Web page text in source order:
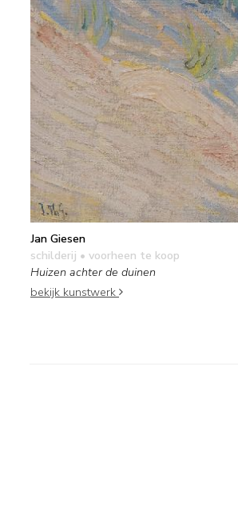
Jan Giesen
schilderij • voorheen te koop
Huizen achter de duinen
bekijk kunstwerk